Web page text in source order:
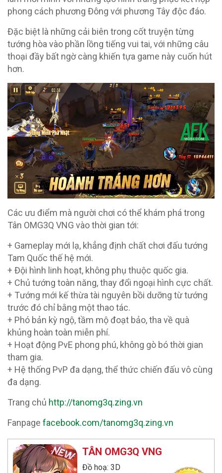
phong cách phương Đông với phương Tây độc đáo.
Đặc biệt là những cải biên trong cốt truyện từng
tướng hòa vào phần lồng tiếng vui tai, với những câu
thoại đầy bất ngờ càng khiến tựa game này cuốn hút
hơn.
Các ưu điểm mà người chơi có thể khám phá trong
Tân OMG3Q VNG vào thời gian tới:
+ Gameplay mới lạ, khẳng định chất chơi đấu tướng
Tam Quốc thế hệ mới.
+ Đội hình linh hoạt, không phụ thuộc quốc gia.
+ Chủ tướng toàn năng, thay đổi ngoại hình cực chất.
+ Tướng mới kế thừa tài nguyên bồi dưỡng từ tướng
trước đó chỉ bằng một thao tác.
+ Phó bản kỳ ngộ, tầm mộ đoạt bảo, tha về quà
khủng hoàn toàn miễn phí.
+ Hoạt động PvE phong phú, không gò bó thời gian
tham gia.
+ Hệ thống PvP đa dạng, thể thức chiến đấu vô cùng
đa dạng.
Trang chủ http://tanomg3q.zing.vn
Fanpage facebook.com/tanomg3q.zing.vn
TÂN OMG3Q VNG
Đồ hoạ: 3D